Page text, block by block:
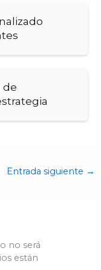
de
Entrada siguiente →
no será
están